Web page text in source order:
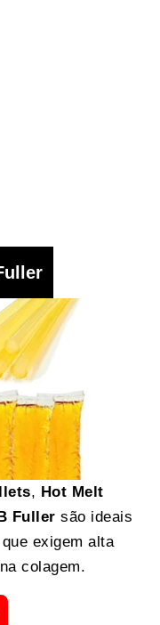
, Hot Melt
Fuller são ideais
exigem alta
colagem.